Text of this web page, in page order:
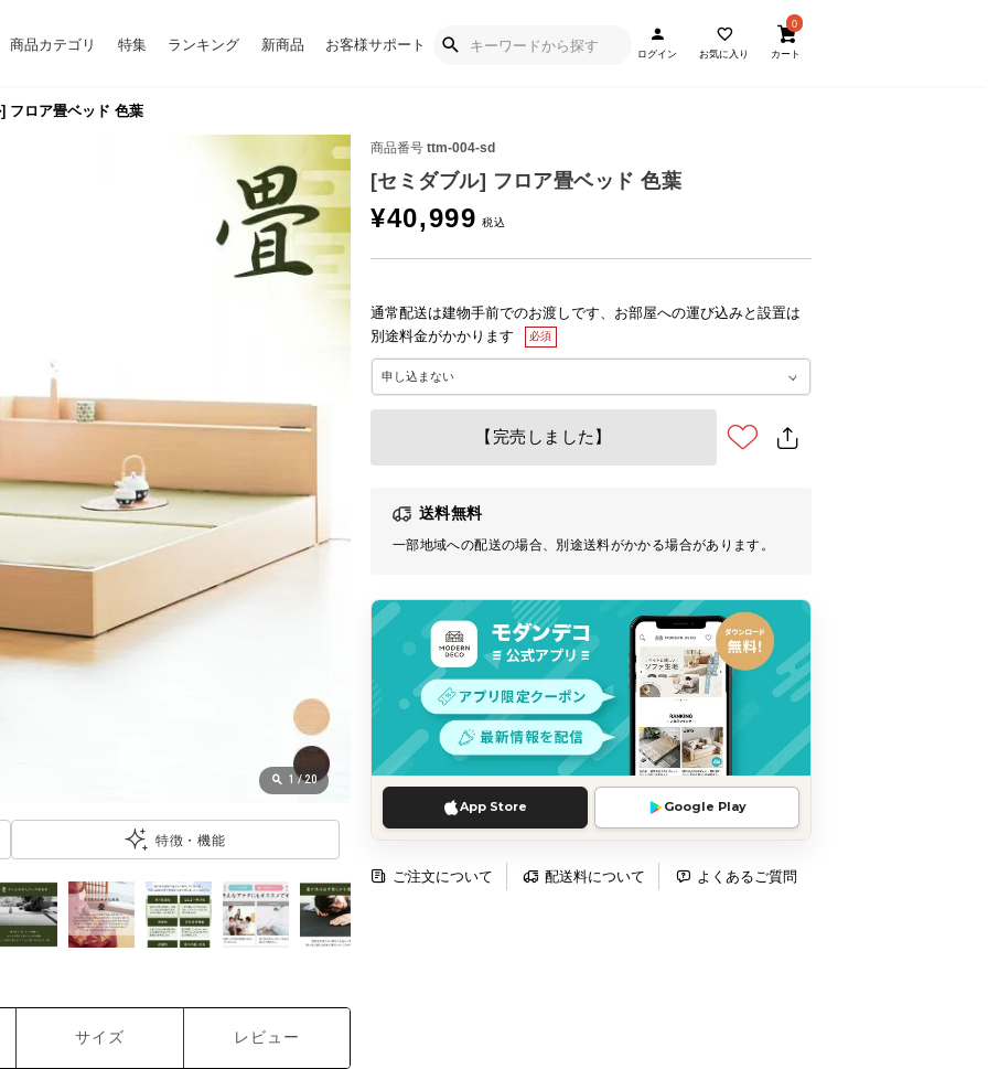
商品カテゴリ 特集 ランキング 新商品 お客様サポート
ログイン お気に入り
0
カート
フロア畳ベッド 色葉
商品番号 ttm-004-sd
[セミダブル] フロア畳ベッド 色葉
¥40,999
通常配送は建物手前でのお渡しです、お部屋への運び込みと設置は
別途料金がかかります
【完売しました】
送料無料
一部地域への配送の場合、別途送料がかかる場合があります。
App Store Google Play
ご注文について 配送料について よくあるご質問
1 /20
特徴・機能
サイズ レビュー